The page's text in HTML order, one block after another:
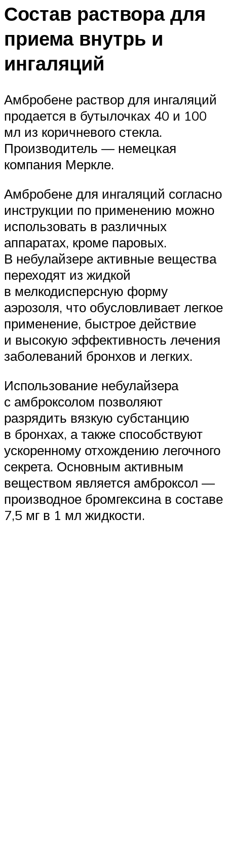
Состав раствора для
приема внутрь и
ингаляций
Амбробене раствор для ингаляций
продается в бутылочках 40 и 100
мл из коричневого стекла.
Производитель — немецкая
компания Меркле.
Амбробене для ингаляций согласно
инструкции по применению можно
использовать в различных
аппаратах, кроме паровых.
В небулайзере активные вещества
переходят из жидкой
в мелкодисперсную форму
аэрозоля, что обусловливает легкое
применение, быстрое действие
и высокую эффективность лечения
заболеваний бронхов и легких.
Использование небулайзера
с амброксолом позволяют
разрядить вязкую субстанцию
в бронхах, а также способствуют
ускоренному отхождению легочного
секрета. Основным активным
веществом является амброксол —
производное бромгексина в составе
7,5 мг в 1 мл жидкости.